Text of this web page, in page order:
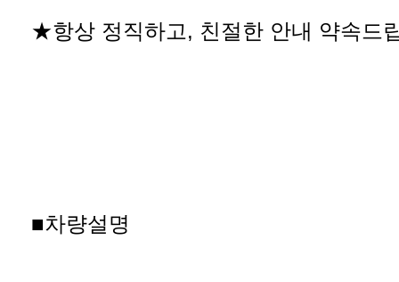
★항상 정직하고, 친절한 안내 약속드
■차량설명